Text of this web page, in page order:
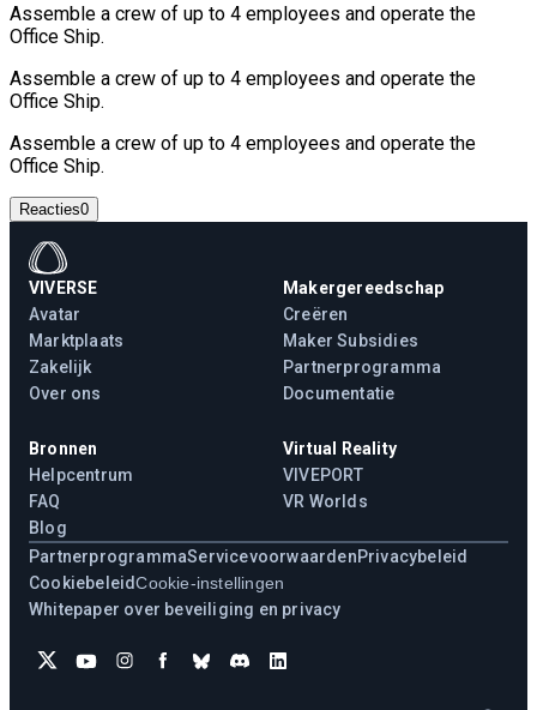
Assemble a crew of up to 4 employees and operate the
Office Ship.
Assemble a crew of up to 4 employees and operate the
Office Ship.
Assemble a crew of up to 4 employees and operate the
Office Ship.
Reacties0
VIVERSE
Avatar
Marktplaats
Zakelijk
Over ons
Makergereedschap
Creëren
Maker Subsidies
Partnerprogramma
Documentatie
Bronnen
Helpcentrum
FAQ
Blog
Virtual Reality
VIVEPORT
VR Worlds
PartnerprogrammaServicevoorwaardenPrivacybeleid
CookiebeleidCookie-instellingen
Whitepaper over beveiliging en privacy